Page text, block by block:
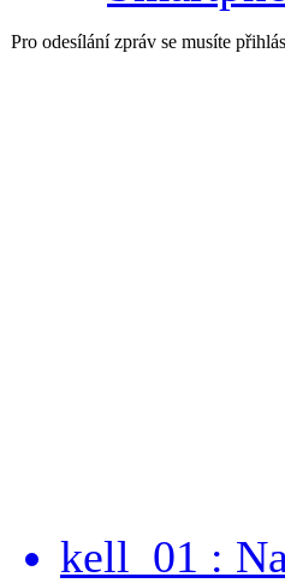
Pro odesílání zpráv se musíte
kell_01 :